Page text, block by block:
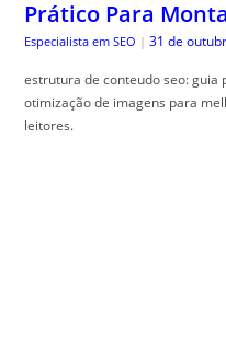
Prático Para
Especialista em SEO | 31 de
estrutura de conteudo seo: guia
otimização de imagens para
leitores.